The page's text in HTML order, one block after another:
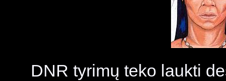
DNR tyrimų teko laukti